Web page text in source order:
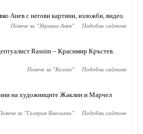
Анев с негови картини, изложби, видео.
Повече за "Здравко Анев" Подобни сайтове
Rassim – Красимир Кръстев.
Повече за "Rassim" Подобни сайтове
на художниците Жаклин и Марчел
за "Галерия Ямелиеви" Подобни сайтове